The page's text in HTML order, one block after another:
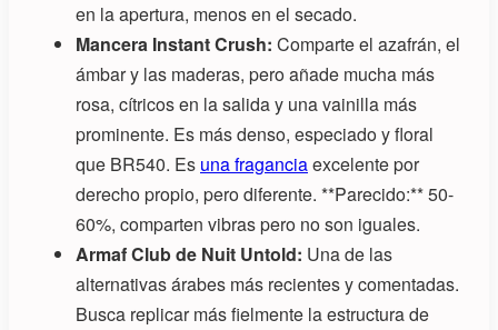
en la apertura, menos en el secado.
Mancera Instant Crush: Comparte el azafrán, el
ámbar y las maderas, pero añade mucha más
rosa, cítricos en la salida y una vainilla más
prominente. Es más denso, especiado y floral
que BR540. Es una fraganciaexcelente por
derecho propio, pero diferente. **Parecido:** 50-
60%, comparten vibras pero no son iguales.
Armaf Club de Nuit Untold: Una de las
alternativas árabes más recientes y comentadas.
Busca replicar más fielmente la estructura de